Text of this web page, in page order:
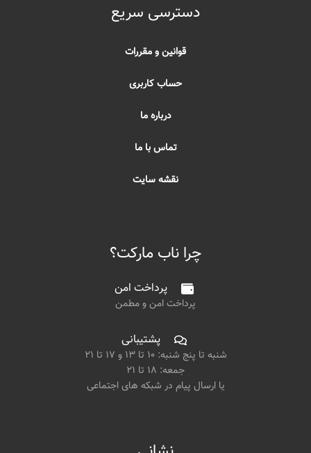
دسترسی سریع
قوانین و مقررات
حساب کاربری
درباره ما
تماس با ما
نقشه سایت
چرا ناب مارکت؟
پرداخت امن
پرداخت امن و مطمن
پشتیبانی
شنبه تا پنج شنبه: ۱۰ تا ۱۳ و ۱۷ تا ۲۱
جمعه: ۱۸ تا ۲۱
یا ارسال پیام در شبکه های اجتماعی